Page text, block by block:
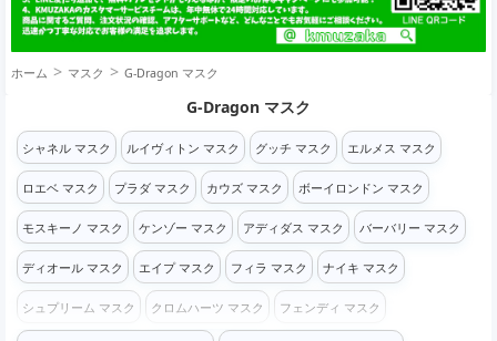
ホーム マスク G-Dragon マスク
G-Dragon マスク
シャネル マスク ルイヴィトン マスク グッチ マスク エルメス マスク
ロエベ マスク プラダ マスク カウズ マスク ボーイロンドン マスク
モスキーノ マスク ケンゾー マスク アディダス マスク バーバリー マスク
ディオール マスク エイプ マスク フィラ マスク ナイキ マスク
シュプリーム マスク クロムハーツ マスク フェンディ マスク